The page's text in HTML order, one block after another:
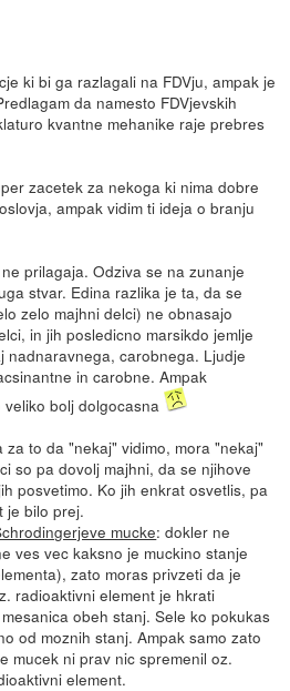
ki bi ga razlagali na FDVju, ampak je
da namesto FDVjevskih
kvantne mehanike raje prebres
zacetek za nekoga ki nima dobre
ampak vidim ti ideja o branju
prilagaja. Odziva se na zunanje
stvar. Edina razlika je ta, da se
zelo majhni delci) ne obnasajo
in jih posledicno marsikdo jemlje
nadnaravnega, carobnega. Ljudje
in carobne. Ampak
bolj dolgocasna
to da "nekaj" vidimo, mora "nekaj"
so pa dovolj majhni, da se njihove
posvetimo. Ko jih enkrat osvetlis, pa
je bilo prej.
mucke: dokler ne
ves vec kaksno je muckino stanje
zato moras privzeti da je
radioaktivni element je hkrati
obeh stanj. Sele ko pokukas
od moznih stanj. Ampak samo zato
mucek ni prav nic spremenil oz.
element.